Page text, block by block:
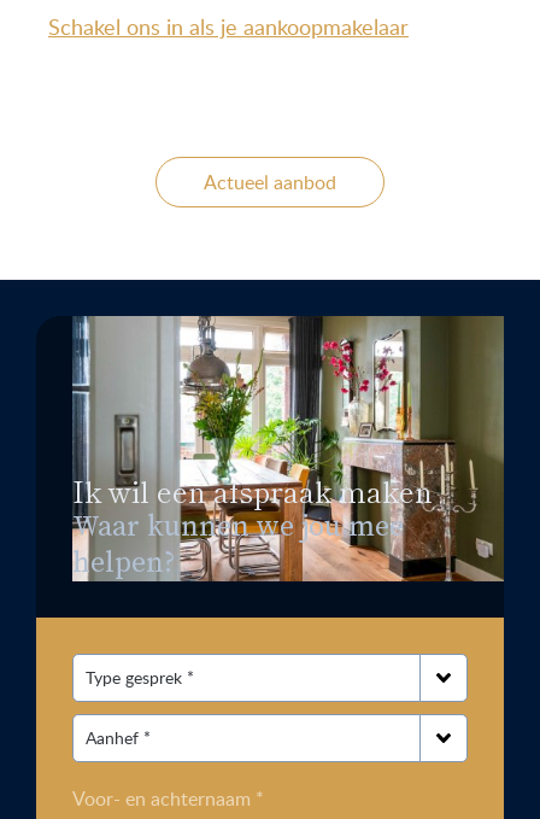
Schakel ons in als je aankoopmakelaar
Actueel aanbod
Ik wil een afspraak maken
Waar kunnen we jou mee
helpen?
Voor- en achternaam *